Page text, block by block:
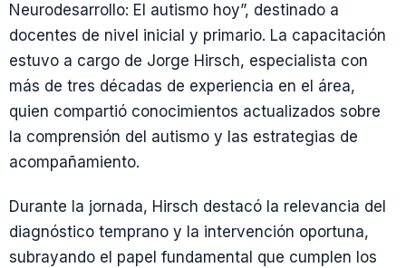
Neurodesarrollo: El autismo hoy”, destinado a
docentes de nivel inicial y primario. La capacitación
estuvo a cargo de Jorge Hirsch, especialista con
más de tres décadas de experiencia en el área,
quien compartió conocimientos actualizados sobre
la comprensión del autismo y las estrategias de
acompañamiento.
Durante la jornada, Hirsch destacó la relevancia del
diagnóstico temprano y la intervención oportuna,
subrayando el papel fundamental que cumplen los